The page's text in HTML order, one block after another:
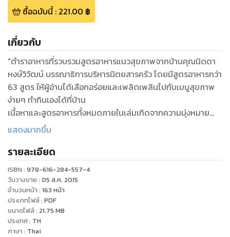
ซื้อฉบับนี้: 221.00 ฿
เกี่ยวกับ
"ตำราอาหารที่รวบรวมสูตรอาหารแนวสุขภาพจากบ้านคุณนิดดา
หงษ์วิวัฒน์ บรรณาธิการบริหารนิตยสารครัว โดยมีสูตรอาหารกว่า
63 สูตร ให้ผู้อ่านได้เลือกอร่อยและเพลิดเพลินไปกับเมนูสุขภาพ
ง่ายๆ ทำกินเองได้ที่บ้าน
เนื้อหาและสูตรอาหารทั้งหมดภายในเล่มเกิดจากความมุ่งหมาย
ของผู้เขียนที่อยากแบ่งปันความรู้เรื่องการดูแลสุขภาพ ทั้งด้าน
พร้อมสาระความรู้เกี่ยวกับวัตถุดิบใช้ปรุงอาหาร เช่น แคลเซียม
จากธรรมชาติ น้ำคลอโรฟิลล์ ว่านหางจระเข้ น้ำมะพร้าว น้ำนม
ธัญพืช ซึ่งอ่านสนุกพร้อมสูตรอาหารเพื่อให้ได้ลงมือทำ นอกจากนี้
ยังมีสูตรอาหารจานสลัดและยำ น้ำผักผลไม้นานาชนิด รวมถึงสูตร
แสดงมากขึ้น
รายละเอียด
ISBN : 978-616-284-557-4
วันวางขาย : 05 ส.ค. 2015
จำนวนหน้า : 163 หน้า
ประเภทไฟล์: PDF
ขนาดไฟล์: 21.75 MB
ประเทศ: TH
ภาษา : Thai